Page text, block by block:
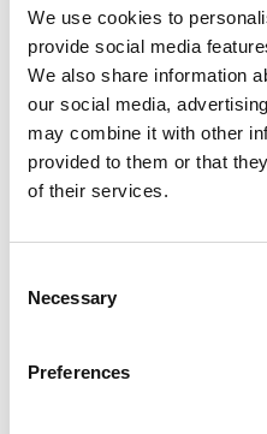
We use cookies to
provide social media
We also share information
our social media,
may combine it with other
provided to them or that
of their services.
Selection
Necessary
Preferences
ご登録される情報は、暗号化
同意いただく必要があります。